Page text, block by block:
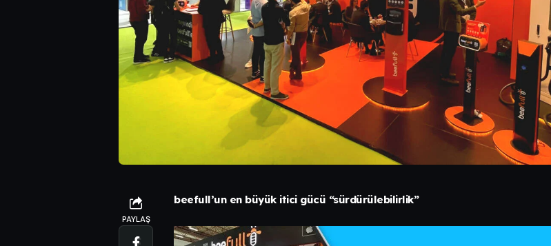
PAYLAŞ
beefull’un en büyük itici gücü “sürdürülebilirlik”